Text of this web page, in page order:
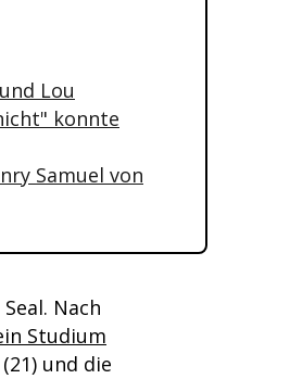
Lou
konnte
Samuel von
Nach
Studium
(21) und die